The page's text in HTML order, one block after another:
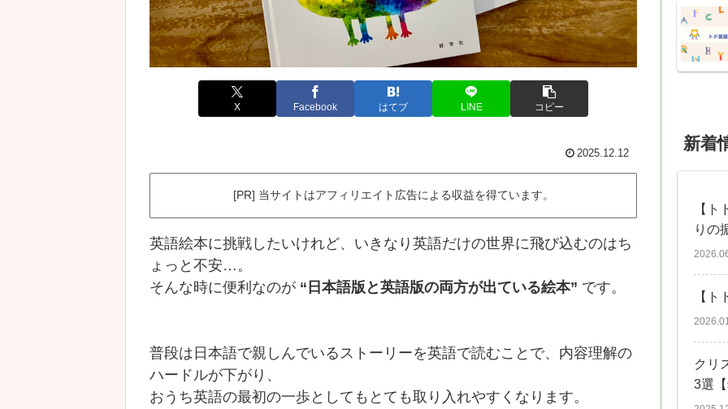
X Facebook はてブ LINE コピー
2025.12.12
[PR] 当サイトはアフィリエイト広告による収益を得ています。
英語絵本に挑戦したいけれど、いきなり英語だけの世界に飛び込むのはち
ょっと不安…。
そんな時に便利なのが “日本語版と英語版の両方が出ている絵本” です。
普段は日本語で親しんでいるストーリーを英語で読むことで、内容理解の
ハードルが下がり、
おうち英語の最初の一歩としてもとても取り入れやすくなります。
新着
【
りの
【
クリ
3選